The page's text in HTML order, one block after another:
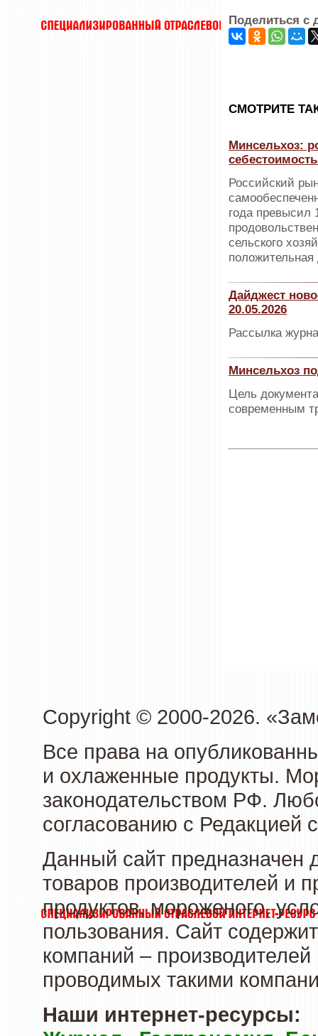
Поделиться с
CМОТРИТЕ
Минсельхоз:
Российский
года превысил
сельского
Дайджест
20.05.2026
Рассылка
Минсельхоз
Цель
современным
Copyright © 2000-2026.
Все права на
и охлаженные продукты.
законодательством РФ.
согласованию с Редакцией
Данный сайт предназначен
товаров производителей и
продуктов, мороженого,
пользования. Сайт
компаний –
проводимых такими
Наши интернет-ресурсы: